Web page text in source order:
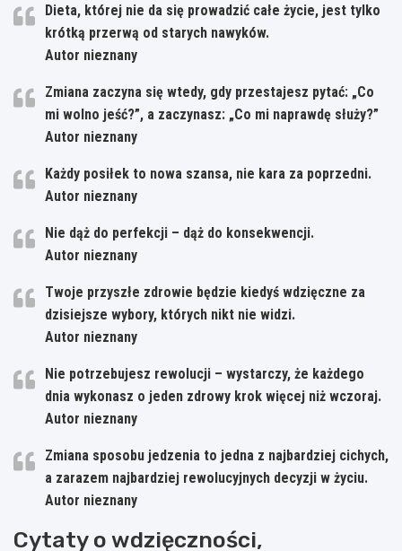
Dieta, której nie da się prowadzić całe życie, jest tylko
krótką przerwą od starych nawyków.
Autor nieznany
Zmiana zaczyna się wtedy, gdy przestajesz pytać: „Co
mi wolno jeść?”, a zaczynasz: „Co mi naprawdę służy?”
Autor nieznany
Każdy posiłek to nowa szansa, nie kara za poprzedni.
Autor nieznany
Nie dąż do perfekcji – dąż do konsekwencji.
Autor nieznany
Twoje przyszłe zdrowie będzie kiedyś wdzięczne za
dzisiejsze wybory, których nikt nie widzi.
Autor nieznany
Nie potrzebujesz rewolucji – wystarczy, że każdego
dnia wykonasz o jeden zdrowy krok więcej niż wczoraj.
Autor nieznany
Zmiana sposobu jedzenia to jedna z najbardziej cichych,
a zarazem najbardziej rewolucyjnych decyzji w życiu.
Autor nieznany
Cytaty o wdzięczności,